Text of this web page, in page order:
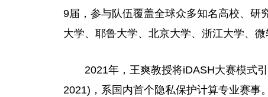
9届，参与队伍覆盖全球众多知名高校、研
大学、耶鲁大学、北京大学、浙江大学、微
2021年，王爽教授将iDASH大赛模式
2021)，系国内首个隐私保护计算专业赛事